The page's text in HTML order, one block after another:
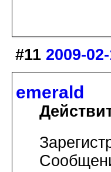
#11 2009-
emerald